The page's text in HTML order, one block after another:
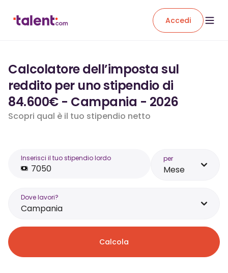
Accedi
Calcolatore dell’imposta sul
reddito per uno stipendio di
84.600€ - Campania - 2026
Scopri qual è il tuo stipendio netto
Inserisci il tuo stipendio lordo per
Mese
Dove lavori?
Campania
Calcola